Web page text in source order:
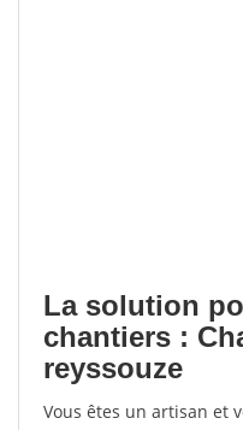
La solution
chantiers :
reyssouze
Vous êtes un artisan et